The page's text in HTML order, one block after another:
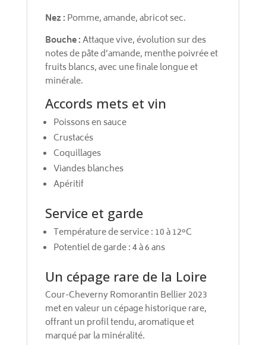
Nez : Pomme, amande, abricot sec.
Bouche :Attaque vive, évolution sur des
notes de pâte d’amande, menthe poivrée et
fruits blancs, avec une finale longue et
minérale.
Accords mets et vin
Poissons en sauce
Crustacés
Coquillages
Viandes blanches
Apéritif
Service et garde
Température de service : 10 à 12°C
Potentiel de garde : 4 à 6 ans
Un cépage rare de la Loire
Cour-Cheverny Romorantin Bellier 2023
met en valeur un cépage historique rare,
offrant un profil tendu, aromatique et
marqué par la minéralité.